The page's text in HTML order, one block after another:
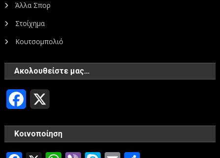
Άλλα Σπορ
Στοίχημα
Κουτσομπολιό
Ακολουθείστε μας…
Facebook
Κοινοποίηση